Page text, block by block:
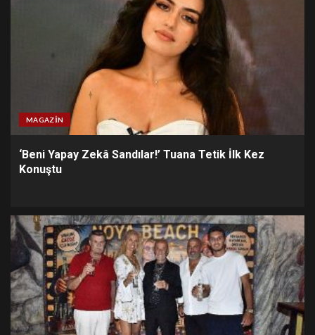
MAGAZIN
‘Beni Yapay Zekâ Sandılar!’ Tuana Tetik İlk Kez
Konuştu